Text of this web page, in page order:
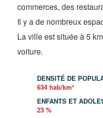
commerces, des
Il y a de nombreux
La ville est située à 5
voiture.
DENSITÉ DE
634 hab/km²
ENFANTS ET
23 %